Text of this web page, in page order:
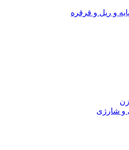
و ریل و قرقره
و شارژی